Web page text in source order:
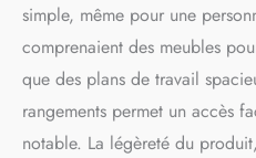
simple, même pour une
comprenaient des meubles
que des plans de travail
rangements permet un accès
notable. La légèreté du